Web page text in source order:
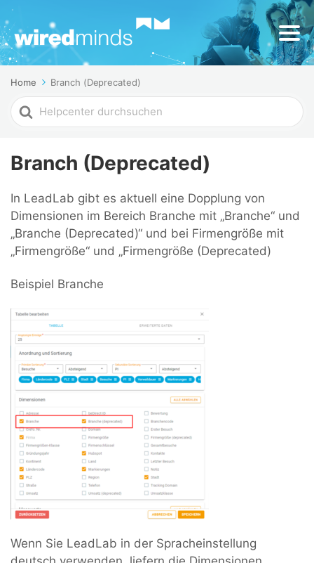
Home Branch (Deprecated)
Search
For
Branch (Deprecated)
In LeadLab gibt es aktuell eine Dopplung von
Dimensionen im Bereich Branche mit „Branche“ und
„Branche (Deprecated)“ und bei Firmengröße mit
„Firmengröße“ und „Firmengröße (Deprecated)
Beispiel Branche
Wenn Sie LeadLab in der Spracheinstellung